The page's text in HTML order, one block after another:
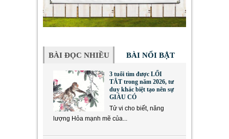
BÀI ĐỌC NHIỀU BÀI NỔI BẬT
3 tuổi tìm được LỐI
TẮT trong năm 2026, tư
duy khác biệt tạo nên sự
GIÀU CÓ
Tử vi cho biết, năng
lượng Hỏa mạnh mẽ của...